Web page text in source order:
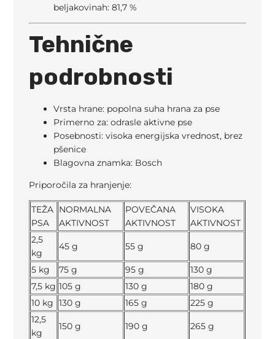
beljakovinah: 81,7 %
Tehnične
podrobnosti
Vrsta hrane: popolna suha hrana za pse
Primerno za: odrasle aktivne pse
Posebnosti: visoka energijska vrednost, brez
pšenice
Blagovna znamka: Bosch
Priporočila za hranjenje:
TEŽA
PSA
NORMALNA
AKTIVNOST
POVEČANA
AKTIVNOST
VISOKA
AKTIVNOST
2,5
kg
45 g 55 g 80 g
5 kg 75 g 95 g
130 g
7,5 kg 105 g 130 g
180 g
10 kg 130 g 165 g
225 g
12,5
kg
150 g 190 g 265 g